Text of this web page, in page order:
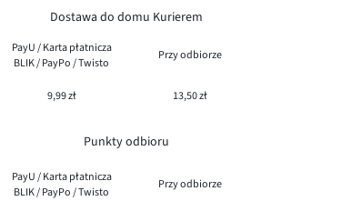
Dostawa do domu Kurierem
PayU / Karta płatnicza
BLIK / PayPo / Twisto
Przy odbiorze
9,99 zł 13,50 zł
Punkty odbioru
PayU / Karta płatnicza
BLIK / PayPo / Twisto
Przy odbiorze